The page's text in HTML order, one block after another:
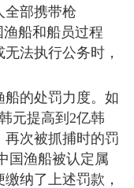
全部携带枪
船和船员过程
法执行公务时，
的处罚力度。如
元提高到2亿韩
再次被抓捕时的罚
国渔船被认定属
纳了上述罚款，